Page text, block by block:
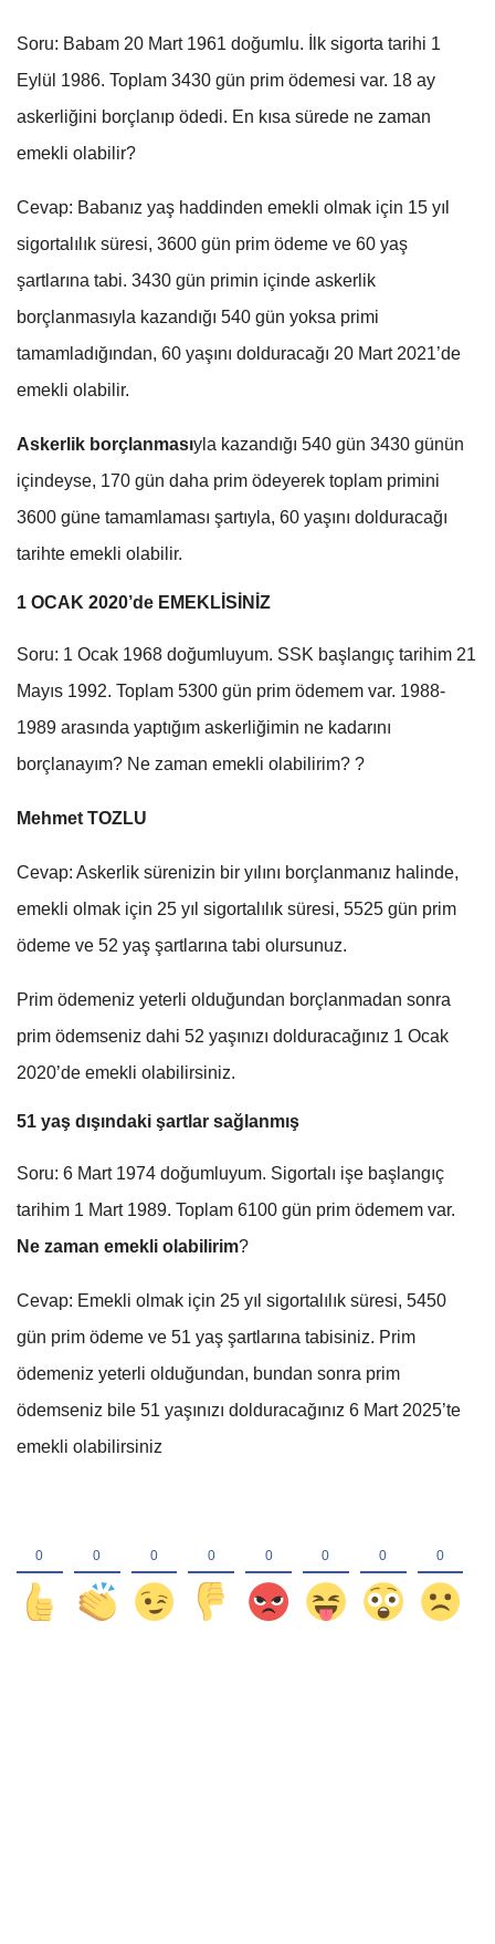
Soru: Babam 20 Mart 1961 doğumlu. İlk sigorta tarihi 1
Eylül 1986. Toplam 3430 gün prim ödemesi var. 18 ay
askerliğini borçlanıp ödedi. En kısa sürede ne zaman
emekli olabilir?
Cevap: Babanız yaş haddinden emekli olmak için 15 yıl
sigortalılık süresi, 3600 gün prim ödeme ve 60 yaş
şartlarına tabi. 3430 gün primin içinde askerlik
borçlanmasıyla kazandığı 540 gün yoksa primi
tamamladığından, 60 yaşını dolduracağı 20 Mart 2021’de
emekli olabilir.
Askerlik borçlanmasıyla kazandığı 540 gün 3430 günün
içindeyse, 170 gün daha prim ödeyerek toplam primini
3600 güne tamamlaması şartıyla, 60 yaşını dolduracağı
tarihte emekli olabilir.
1 OCAK 2020’de EMEKLİSİNİZ
Soru: 1 Ocak 1968 doğumluyum. SSK başlangıç tarihim 21
Mayıs 1992. Toplam 5300 gün prim ödemem var. 1988-
1989 arasında yaptığım askerliğimin ne kadarını
borçlanayım? Ne zaman emekli olabilirim? ?
Mehmet TOZLU
Cevap: Askerlik sürenizin bir yılını borçlanmanız halinde,
emekli olmak için 25 yıl sigortalılık süresi, 5525 gün prim
ödeme ve 52 yaş şartlarına tabi olursunuz.
Prim ödemeniz yeterli olduğundan borçlanmadan sonra
prim ödemseniz dahi 52 yaşınızı dolduracağınız 1 Ocak
2020’de emekli olabilirsiniz.
51 yaş dışındaki şartlar sağlanmış
Soru: 6 Mart 1974 doğumluyum. Sigortalı işe başlangıç
tarihim 1 Mart 1989. Toplam 6100 gün prim ödemem var.
Ne zaman emekli olabilirim?
Cevap: Emekli olmak için 25 yıl sigortalılık süresi, 5450
gün prim ödeme ve 51 yaş şartlarına tabisiniz. Prim
ödemeniz yeterli olduğundan, bundan sonra prim
ödemseniz bile 51 yaşınızı dolduracağınız 6 Mart 2025’te
emekli olabilirsiniz